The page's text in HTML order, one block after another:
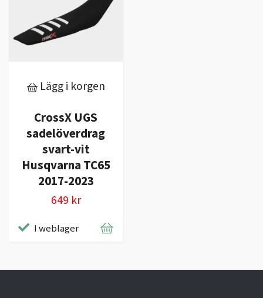
Lägg i korgen
CrossX UGS
sadelöverdrag
svart-vit
Husqvarna TC65
2017-2023
649 kr
I weblager